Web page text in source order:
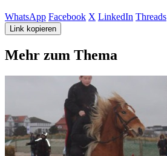
WhatsApp Facebook X LinkedIn Threads
Link kopieren
Mehr zum Thema